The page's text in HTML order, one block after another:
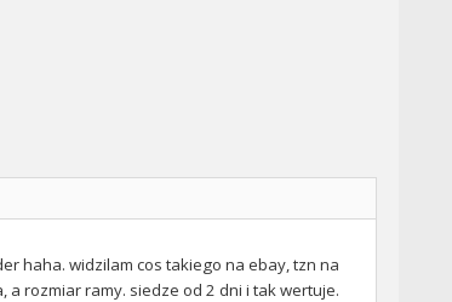
haha. widzilam cos takiego na ebay, tzn na
rozmiar ramy. siedze od 2 dni i tak wertuje.